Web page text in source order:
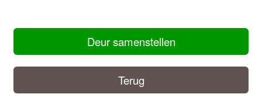
Deur samenstellen
Terug